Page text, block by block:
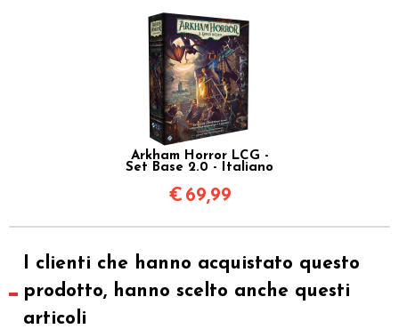
Arkham Horror LCG -
Set Base 2.0 - Italiano
€ 69,99
I clienti che hanno acquistato questo
prodotto, hanno scelto anche questi
articoli